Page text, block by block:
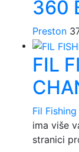
360
Preston
FIL
Fil Fishing
ima više
stranici